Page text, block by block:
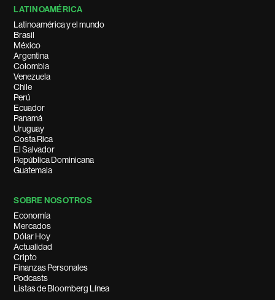
LATINOAMÉRICA
Latinoamérica y el mundo
Brasil
México
Argentina
Colombia
Venezuela
Chile
Perú
Ecuador
Panamá
Uruguay
Costa Rica
El Salvador
República Dominicana
Guatemala
SOBRE NOSOTROS
Economía
Mercados
Dólar Hoy
Actualidad
Cripto
Finanzas Personales
Podcasts
Listas de Bloomberg Línea